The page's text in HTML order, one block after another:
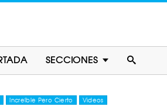
SECCIONES
Increíble Pero Cierto Videos